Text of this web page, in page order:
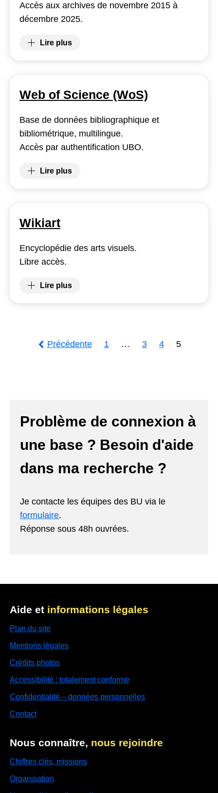
Accès aux archives de novembre 2015 à
décembre 2025.
Lire plus
Web of Science (WoS)
Base de données bibliographique et
bibliométrique, multilingue.
Accès par authentification UBO.
Lire plus
Wikiart
Encyclopédie des arts visuels.
Libre accès.
Lire plus
Page
Précédente Page
1 … Page
3 Page
4 Page
5
Problème de connexion à
une base ? Besoin d'aide
dans ma recherche ?
Je contacte les équipes des BU via le
formulaire.
Réponse sous 48h ouvrées.
Aide et informations légales
Plan du site
Mentions légales
Crédits photos
Accessibilité : totalement conforme
Confidentialité – données personnelles
Contact
Nous connaître, nous rejoindre
Chiffres clés, missions
Organisation